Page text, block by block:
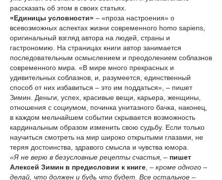
рассказать об этом в своих статьях.
«Единицы условности» – «проза настроения» о
всевозможных аспектах жизни современного homo sapiens,
оригинальный взгляд автора на людей, страны и
гастрономию. На страницах книги автор занимается
последовательным осмыслением и преодолением соблазнов
современного мира. «В мире много прекрасных и
удивительных соблазнов, и, разумеется, единственный
способ от них избавиться – это им поддаться», – пишет
Зимин. Деньги, успех, красивые вещи, карьера, женщины,
отношения с социумом, починка унитазного бачка, наконец,
в каждом мельчайшем событии скрывается возможность
кардинальным образом изменить свою судьбу. Если только
научиться смотреть на мир широко открытыми глазами, не
теряя достоинства, здравого смысла и чувства юмора.
«Я не верю в безусловные рецепты счастья, – пишет
Алексей Зимин в предисловии к книге – кроме одного –
делай, что должен и будь что будет. Все остальное –